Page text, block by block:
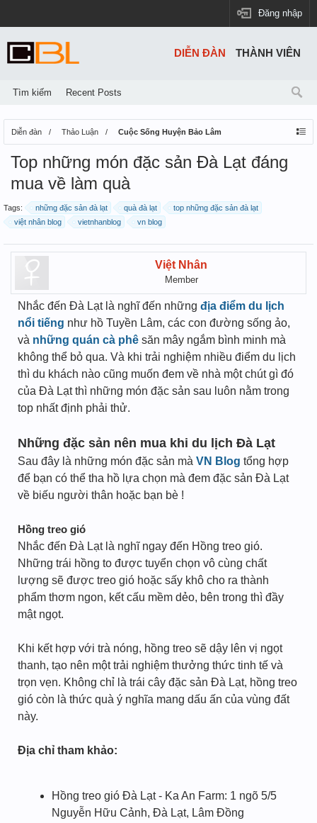
Đăng nhập
Diễn đàn Thảo Luận Cuộc Sống Huyện Bảo Lâm
Top những món đặc sản Đà Lạt đáng
mua về làm quà
Tags: những đặc sản đà lạt quà đà lạt
top những đặc sản đà lạt
việt nhân blog
vietnhanblog vn blog
Việt Nhân
Member
Nhắc đến Đà Lạt là nghĩ đến những địa điểm du lịch
nổi tiếng như hồ Tuyền Lâm, các con đường sống ảo,
và những quán cà phê săn mây ngắm bình minh mà
không thể bỏ qua. Và khi trải nghiệm nhiều điểm du lịch
thì du khách nào cũng muốn đem về nhà một chút gì đó
của Đà Lạt thì những món đặc sản sau luôn nằm trong
top nhất định phải thử.
Những đặc sản nên mua khi du lịch Đà Lạt
Sau đây là những món đặc sản mà VN Blog tổng hợp
để bạn có thể tha hồ lựa chọn mà đem đặc sản Đà Lạt
về biếu người thân hoặc bạn bè !
Hồng treo gió
Nhắc đến Đà Lạt là nghĩ ngay đến Hồng treo gió.
Những trái hồng to được tuyển chọn vô cùng chất
lượng sẽ được treo gió hoặc sấy khô cho ra thành
phẩm thơm ngon, kết cấu mềm dẻo, bên trong thì đầy
mật ngọt.
Khi kết hợp với trà nóng, hồng treo sẽ dậy lên vị ngọt
thanh, tạo nên một trải nghiệm thưởng thức tinh tế và
trọn vẹn. Không chỉ là trái cây đặc sản Đà Lạt, hồng treo
gió còn là thức quà ý nghĩa mang dấu ấn của vùng đất
này.
Địa chỉ tham khảo:
Hồng treo gió Đà Lạt - Ka An Farm: 1 ngõ 5/5
Nguyễn Hữu Cảnh, Đà Lạt, Lâm Đồng
DIỄN ĐÀN
Tìm kiếm Recent Posts
THÀNH VIÊN